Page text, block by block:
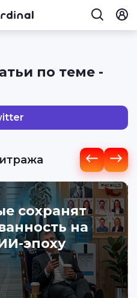
по теме -
сохранят
на
эпоху